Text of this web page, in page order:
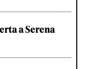
a Serena